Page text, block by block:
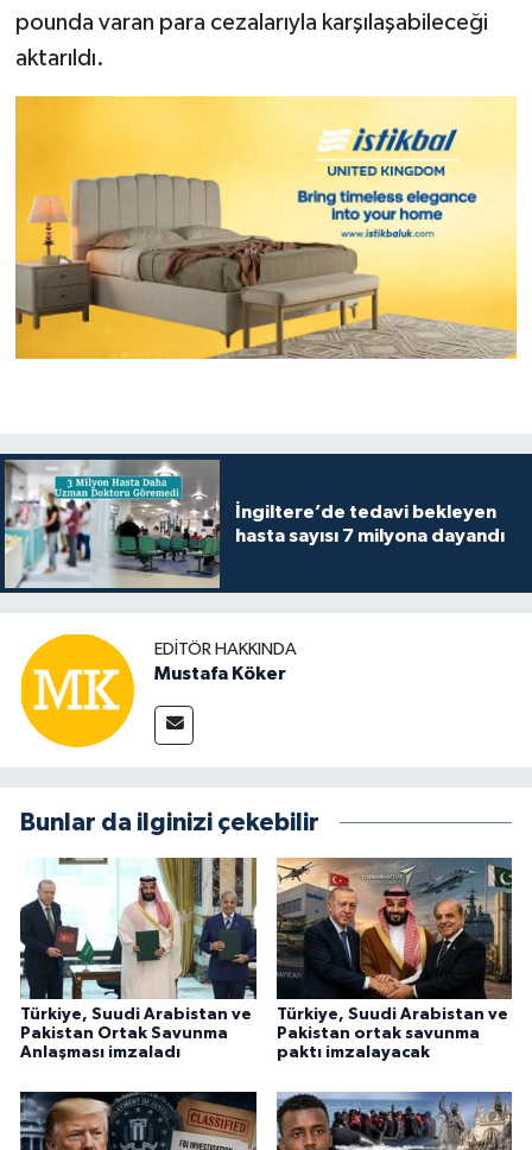
pounda varan para cezalarıyla karşılaşabileceği
aktarıldı.
İngiltere’de tedavi bekleyen
hasta sayısı 7 milyona dayandı
EDITÖR HAKKINDA
Mustafa Köker
Bunlar da ilginizi çekebilir
Türkiye, Suudi Arabistan ve
Pakistan Ortak Savunma
Anlaşması imzaladı
Türkiye, Suudi Arabistan ve
Pakistan ortak savunma
paktı imzalayacak